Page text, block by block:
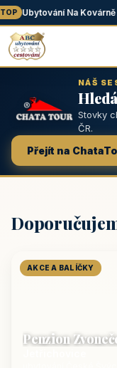
Ubytování Na Kovárně
NÁŠ
Stovky
ČR.
Přejít na
AKCE A BALÍČKY
Penzion